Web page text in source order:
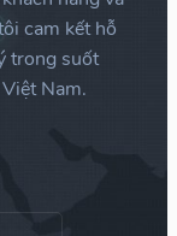
cam kết hỗ
trong suốt
Nam.